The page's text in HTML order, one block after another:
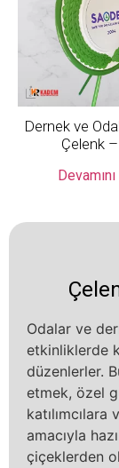
Dernek ve
Çelenk
Odalar ve
etkinliklerde
düzenlerler.
etmek, özel
amacıyla
çiçeklerden